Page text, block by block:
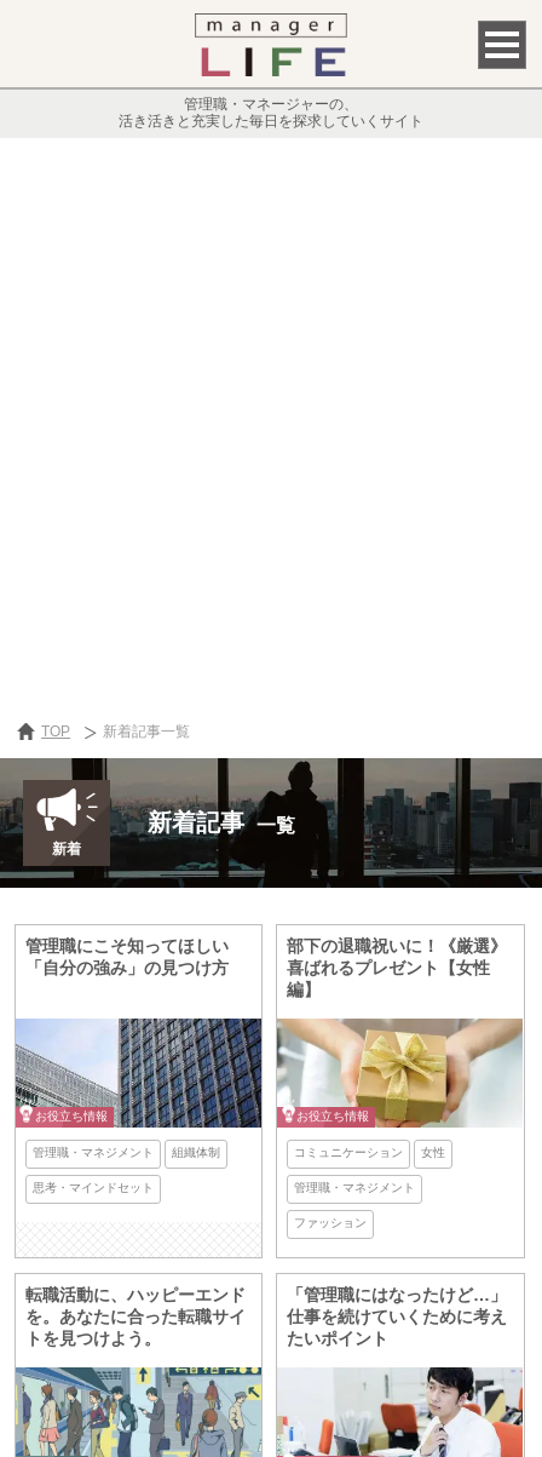
管理職・マネージャーの、
活き活きと充実した毎日を探求していくサイト
TOP 新着記事一覧
新着記事 一覧
管理職にこそ知ってほしい
「自分の強み」の見つけ方
お役立ち情報
管理職・マネジメント 組織体制
思考・マインドセット
部下の退職祝いに！《厳選》
喜ばれるプレゼント【女性
編】
お役立ち情報
コミュニケーション 女性
管理職・マネジメント
ファッション
転職活動に、ハッピーエンド
を。あなたに合った転職サイ
トを見つけよう。
「管理職にはなったけど…」
仕事を続けていくために考え
たいポイント